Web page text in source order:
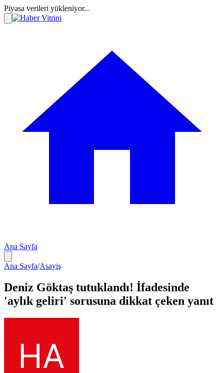
Piyasa verileri yükleniyor...
Ana Sayfa
Ana Sayfa/Asayiş
Deniz Göktaş tutuklandı! İfadesinde
'aylık geliri' sorusuna dikkat çeken yanıt